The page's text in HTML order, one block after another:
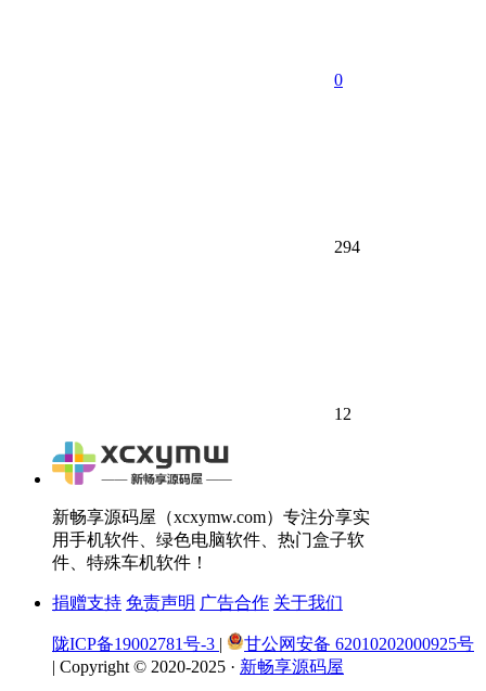
0
294
12
新畅享源码屋（xcxymw.com）专注分享实
用手机软件、绿色电脑软件、热门盒子软
件、特殊车机软件！
捐赠支持 免责声明 广告合作 关于我们
陇ICP备19002781号-3 |
甘公网安备 62010202000925号
| Copyright © 2020-2025 · 新畅享源码屋